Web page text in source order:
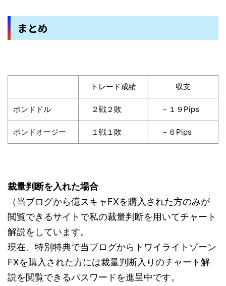
まとめ
トレード成績 収支
ポンドドル ２戦２敗 －１９Pips
ポンドオージー １戦１敗 －６Pips
裁量判断を入れた場合
（当ブログから億スキャFXを購入された方のみが
閲覧できるサイトで私の裁量判断を用いてチャート
解説をしています。
現在、特別特典で当ブログからトワイライトゾーン
FXを購入された方には裁量判断入りのチャート解
説を閲覧できるパスワードを進呈中です。